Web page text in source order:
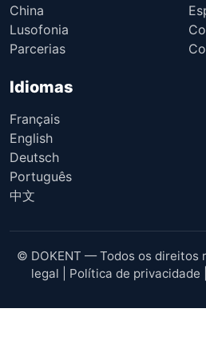
China
Lusofonia
Parcerias
Idiomas
Français
English
Deutsch
Português
中文
© DOKENT — Todos os direitos
legal
Política de privacidade